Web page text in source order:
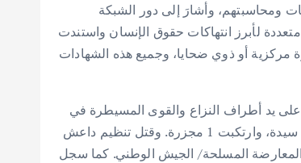
ومحاسبتهم، وأشارَ إلى دور الشبكة
2023 قرابة 75 تقريراً ونشرت قرابة 856 خبراً، تناولت فيها أنماطاً متعددة لأبرز انتهاكات حقوق الإنسان واستندت
إشارة مركزية أو ذوي ضحايا، وجميع هذه الشهادات
عام 2023، فقد تم توثيق مقتل 1032 مدنياً بينهم 181 طفلاً و119 سيدة (أنثى بالغة) على يد أطراف النزاع والقوى المسيطرة في
سوريا، قتل منهم النظام السوري 225 مدنياً بينهم 57 طفلاً، و24 سيدات، وارتكب 5 مجزرة. فيما قتلت القوات الروسية 20 بينهم 6 طفلاً، و5 سيدة، وارتكبت 1 مجزرة. وقتل تنظيم داعش
التقرير مقتل 17 مدنياً، بينهم 5 طفلاً، و1 سيدة على يد جميع فصائل المعارضة المسلحة/ الجيش الوطني. كما سجل